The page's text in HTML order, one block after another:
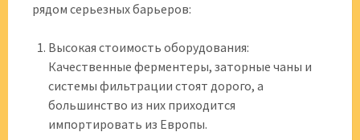
рядом серьезных барьеров:
Высокая стоимость оборудования:
Качественные ферментеры, заторные чаны и
системы фильтрации стоят дорого, а
большинство из них приходится
импортировать из Европы.